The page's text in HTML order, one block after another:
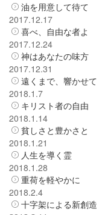
油を用意して待て
2017.12.17
喜べ、自由な者よ
2017.12.24
神はあなたの味方
2017.12.31
遠くまで、響かせて
2018.1.7
キリスト者の自由
2018.1.14
貧しさと豊かさと
2018.1.21
人生を導く霊
2018.1.28
重荷を軽やかに
2018.2.4
十字架による新創造